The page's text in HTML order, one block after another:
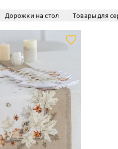
Дорожки на стол Товары для